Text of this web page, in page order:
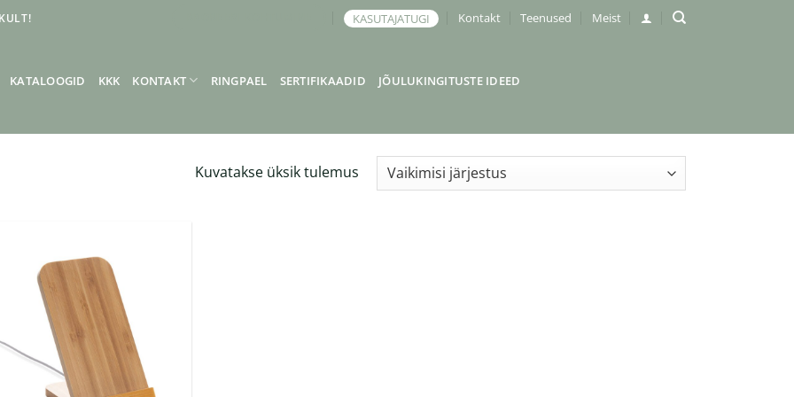
KASUTAJATUGI Kontakt Teenused Meist
KATALOOGID KKK KONTAKT RINGPAEL SERTIFIKAADID JÕULUKINGITUSTE IDEED
Kuvatakse üksik tulemus